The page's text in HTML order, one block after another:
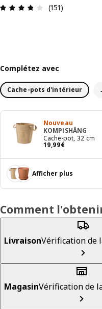
Évaluation:
(151)
Complétez avec
Cache-pots d'intérieur
Nouveau
KOMPISHÄNG
Cache-pot, 32 cm
19,99€
19,99€
Afficher plus
Comment
LivraisonVérification de
MagasinVérification de